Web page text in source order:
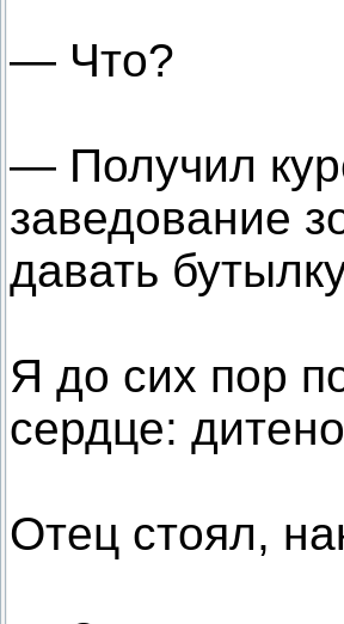
— Что?
— Получил
заведование
давать
Я до сих пор
сердце:
Отец стоял,